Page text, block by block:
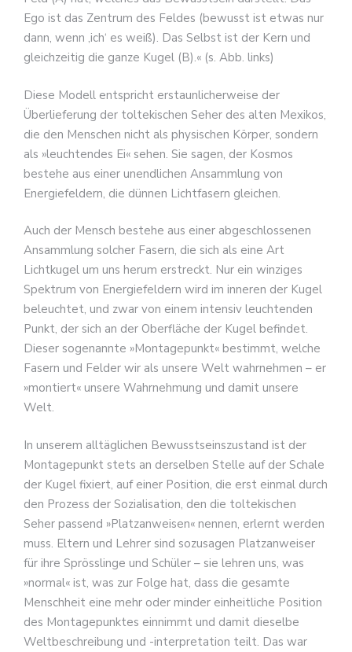
Ego ist das Zentrum des Feldes (bewusst ist etwas nur
dann, wenn ‚ich‘ es weiß). Das Selbst ist der Kern und
gleichzeitig die ganze Kugel (B).« (s. Abb. links)
Diese Modell entspricht erstaunlicherweise der
Überlieferung der toltekischen Seher des alten Mexikos,
die den Menschen nicht als physischen Körper, sondern
als »leuchtendes Ei« sehen. Sie sagen, der Kosmos
bestehe aus einer unendlichen Ansammlung von
Energiefeldern, die dünnen Lichtfasern gleichen.
Auch der Mensch bestehe aus einer abgeschlossenen
Ansammlung solcher Fasern, die sich als eine Art
Lichtkugel um uns herum erstreckt. Nur ein winziges
Spektrum von Energiefeldern wird im inneren der Kugel
beleuchtet, und zwar von einem intensiv leuchtenden
Punkt, der sich an der Oberfläche der Kugel befindet.
Dieser sogenannte »Montagepunkt« bestimmt, welche
Fasern und Felder wir als unsere Welt wahrnehmen – er
»montiert« unsere Wahrnehmung und damit unsere
Welt.
In unserem alltäglichen Bewusstseinszustand ist der
Montagepunkt stets an derselben Stelle auf der Schale
der Kugel fixiert, auf einer Position, die erst einmal durch
den Prozess der Sozialisation, den die toltekischen
Seher passend »Platzanweisen« nennen, erlernt werden
muss. Eltern und Lehrer sind sozusagen Platzanweiser
für ihre Sprösslinge und Schüler – sie lehren uns, was
»normal« ist, was zur Folge hat, dass die gesamte
Menschheit eine mehr oder minder einheitliche Position
des Montagepunktes einnimmt und damit dieselbe
Weltbeschreibung und -interpretation teilt. Das war